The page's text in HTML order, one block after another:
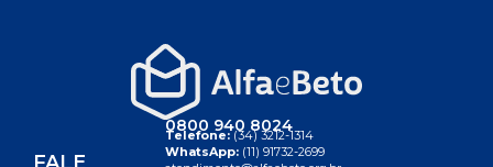
0800 940 8024
Telefone:(34) 3212-1314
WhatsApp: (11) 91732-2699